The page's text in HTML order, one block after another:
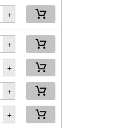
+
+
+
+
+